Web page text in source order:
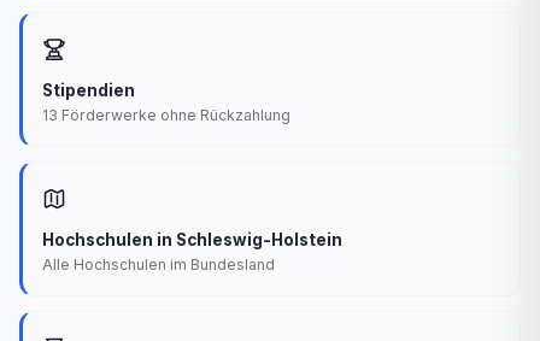
Stipendien
13 Förderwerke ohne Rückzahlung
Hochschulen in Schleswig-Holstein
Alle Hochschulen im Bundesland